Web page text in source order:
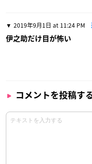
2019年9月1日 at 11:24 PM
伊之助だけ目が怖い
コメントを投稿す